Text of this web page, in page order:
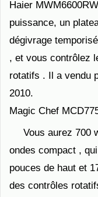
Haier
puissance, un
dégivrage
, et vous contrôlez
rotatifs . Il a vendu
2010.
Magic Chef
Vous aurez 700
ondes compact ,
pouces de haut et
des contrôles